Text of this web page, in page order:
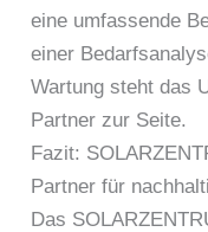
eine umfassende
einer
Wartung steht das
Partner zur Seite.
Fazit:
Partner für
Das